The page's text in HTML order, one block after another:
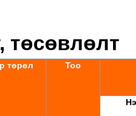
төсөвлөлт
төрөл Тоо